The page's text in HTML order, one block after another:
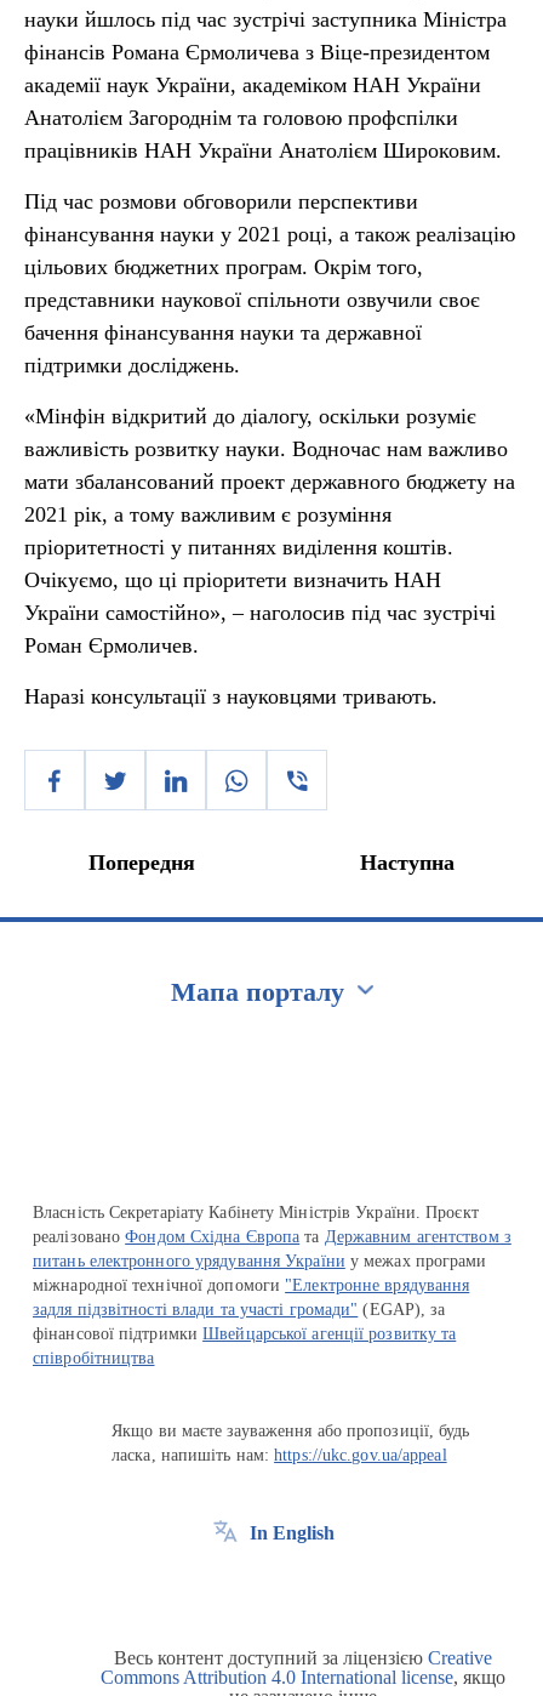
науки йшлось під час зустрічі заступника Міністра
фінансів Романа Єрмоличева з Віце-президентом
академії наук України, академіком НАН України
Анатолієм Загороднім та головою профспілки
працівників НАН України Анатолієм Широковим.
Під час розмови обговорили перспективи
фінансування науки у 2021 році, а також реалізацію
цільових бюджетних програм. Окрім того,
представники наукової спільноти озвучили своє
бачення фінансування науки та державної
підтримки досліджень.
«Мінфін відкритий до діалогу, оскільки розуміє
важливість розвитку науки. Водночас нам важливо
мати збалансований проект державного бюджету на
2021 рік, а тому важливим є розуміння
пріоритетності у питаннях виділення коштів.
Очікуємо, що ці пріоритети визначить НАН
України самостійно», ‒ наголосив під час зустрічі
Роман Єрмоличев.
Наразі консультації з науковцями тривають.
Попередня Наступна
Мапа порталу
Власність Секретаріату Кабінету Міністрів України. Проєкт
реалізованоФондом Східна Європа та Державним агентством з
питань електронного урядування України у межах програми
міжнародної технічної допомоги "Електронне врядування
задля підзвітності влади та участі громади" (EGAP), за
фінансової підтримкиШвейцарської агенції розвитку та
співробітництва
Якщо ви маєте зауваження або пропозиції, будь
ласка, напишіть нам:https://ukc.gov.ua/appeal
In English
Весь контент доступний за ліцензією Creative
Commons Attribution 4.0 International license, якщо